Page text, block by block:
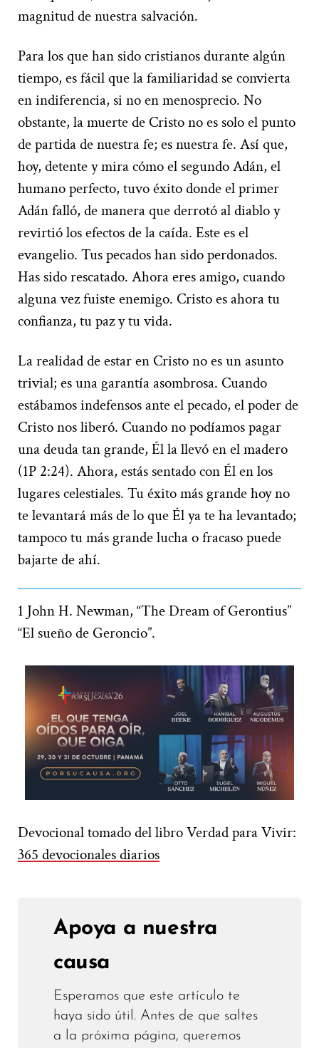
magnitud de nuestra salvación.
Para los que han sido cristianos durante algún
tiempo, es fácil que la familiaridad se convierta
en indiferencia, si no en menosprecio. No
obstante, la muerte de Cristo no es solo el punto
de partida de nuestra fe; es nuestra fe. Así que,
hoy, detente y mira cómo el segundo Adán, el
humano perfecto, tuvo éxito donde el primer
Adán falló, de manera que derrotó al diablo y
revirtió los efectos de la caída. Este es el
evangelio. Tus pecados han sido perdonados.
Has sido rescatado. Ahora eres amigo, cuando
alguna vez fuiste enemigo. Cristo es ahora tu
confianza, tu paz y tu vida.
La realidad de estar en Cristo no es un asunto
trivial; es una garantía asombrosa. Cuando
estábamos indefensos ante el pecado, el poder de
Cristo nos liberó. Cuando no podíamos pagar
una deuda tan grande, Él la llevó en el madero
(1P 2:24). Ahora, estás sentado con Él en los
lugares celestiales. Tu éxito más grande hoy no
te levantará más de lo que Él ya te ha levantado;
tampoco tu más grande lucha o fracaso puede
bajarte de ahí.
1 John H. Newman, “The Dream of Gerontius”
“El sueño de Geroncio”.
Devocional tomado del libro Verdad para Vivir:
365 devocionales diarios
Apoya a nuestra
causa
Esperamos que este artículo te
haya sido útil. Antes de que saltes
a la próxima página, queremos